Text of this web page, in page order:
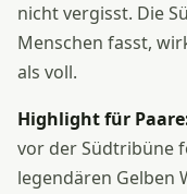
nicht vergisst. Die
Menschen fasst,
als voll.
Highlight für
vor der Südtribüne
legendären Gelben